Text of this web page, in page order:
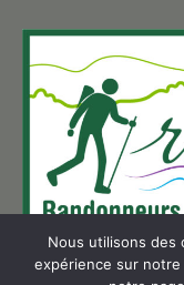
Nous utilisons des
expérience sur